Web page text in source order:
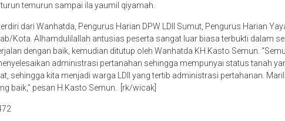
temurun sampai ila yaumil qiyamah.
dari Wanhatda, Pengurus Harian DPW LDII Sumut, Pengurus Harian
Kota. Alhamdulilallah antusias peserta sangat luar biasa terbukti dalam
dengan baik, kemudian ditutup oleh Wanhatda KH.Kasto Semun.
administrasi pertanahan sehingga mempunyai status tanah
sehingga kita menjadi warga LDII yang tertib administrasi pertahanan.
baik,” pesan H.Kasto Semun. [rk/wicak]